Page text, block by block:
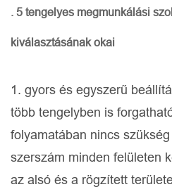
. 5 tengelyes megmunkálási
kiválasztásának okai
1. gyors és egyszerű
több tengelyben is
folyamatában nincs
szerszám minden felületen
az alsó és a rögzített